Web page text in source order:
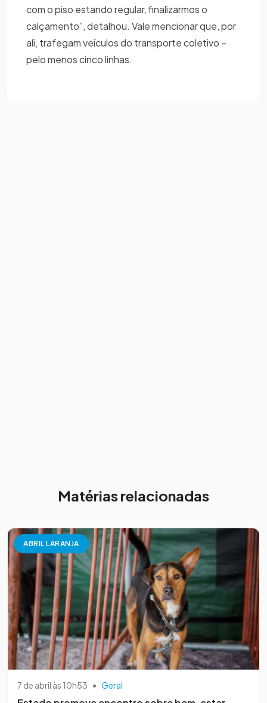
com o piso estando regular, finalizarmos o
calçamento”, detalhou. Vale mencionar que, por
ali, trafegam veículos do transporte coletivo –
pelo menos cinco linhas.
Matérias relacionadas
ABRIL LARANJA
7 de abril às 10h53 • Geral